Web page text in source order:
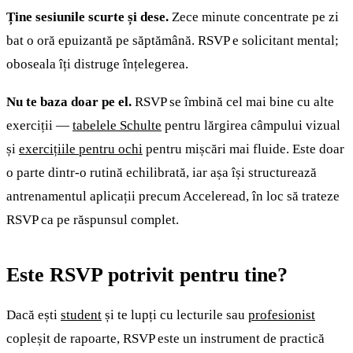
Ține sesiunile scurte și dese. Zece minute concentrate pe zi
bat o oră epuizantă pe săptămână. RSVP e solicitant mental;
oboseala îți distruge înțelegerea.
Nu te baza doar pe el. RSVP se îmbină cel mai bine cu alte
exerciții — tabelele Schulte pentru lărgirea câmpului vizual
și exercițiile pentru ochi pentru mișcări mai fluide. Este doar
o parte dintr-o rutină echilibrată, iar așa își structurează
antrenamentul aplicații precum Acceleread, în loc să trateze
RSVP ca pe răspunsul complet.
Este RSVP potrivit pentru tine?
Dacă ești student și te lupți cu lecturile sau profesionist
copleșit de rapoarte, RSVP este un instrument de practică